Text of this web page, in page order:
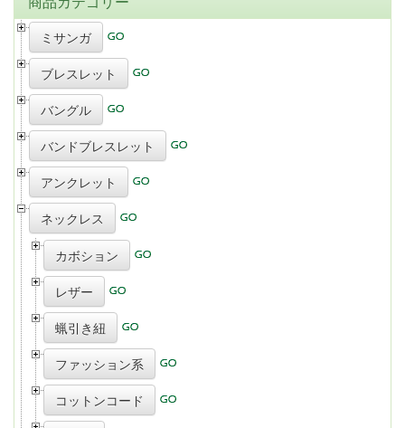
ミサンガ
ブレスレット
バングル
バンドブレスレット
アンクレット
ネックレス
カボション
レザー
蝋引き紐
ファッション系
コットンコード